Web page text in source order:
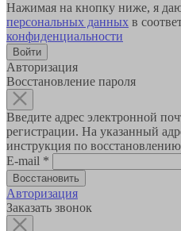
Нажимая на кнопку ниже, я
персональных данных в
конфиденциальности
Авторизация
Восстановление пароля
Введите адрес электронной
регистрации. На указанный
инструкция по
E-mail *
Авторизация
Заказать звонок